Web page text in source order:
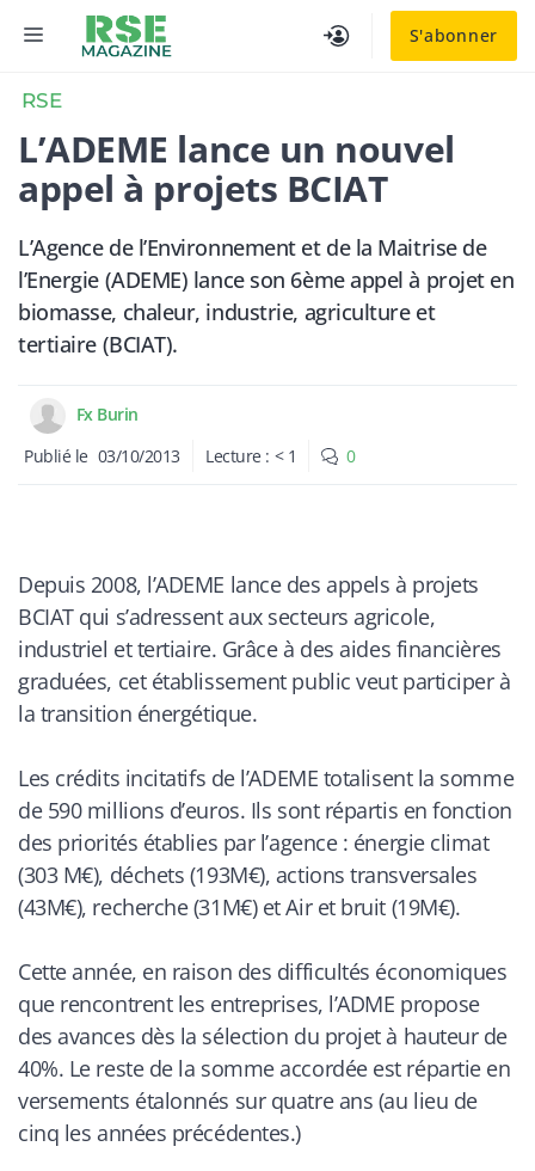
S'abonner
MENU
RSE
L’ADEME lance un nouvel
appel à projets BCIAT
L’Agence de l’Environnement et de la Maitrise de
l’Energie (ADEME) lance son 6ème appel à projet en
biomasse, chaleur, industrie, agriculture et
tertiaire (BCIAT).
Fx Burin
Publié le 03/10/2013 Lecture : < 1 0
Depuis 2008, l’ADEME lance des appels à projets
BCIAT qui s’adressent aux secteurs agricole,
industriel et tertiaire. Grâce à des aides financières
graduées, cet établissement public veut participer à
la transition énergétique.
Les crédits incitatifs de l’ADEME totalisent la somme
de 590 millions d’euros. Ils sont répartis en fonction
des priorités établies par l’agence : énergie climat
(303 M€), déchets (193M€), actions transversales
(43M€), recherche (31M€) et Air et bruit (19M€).
Cette année, en raison des difficultés économiques
que rencontrent les entreprises, l’ADME propose
des avances dès la sélection du projet à hauteur de
40%. Le reste de la somme accordée est répartie en
versements étalonnés sur quatre ans (au lieu de
cinq les années précédentes.)